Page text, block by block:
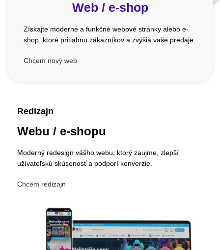
Web / e-shop
Získajte moderné a funkčné webové stránky alebo e-
shop, ktoré pritiahnu zákazníkov a zvýšia vaše predaje.
Chcem nový web
Redizajn
Webu / e-shopu
Moderný redesign vášho webu, ktorý zaujme, zlepší
užívateľskú skúsenosť a podporí konverzie.
Chcem redizajn